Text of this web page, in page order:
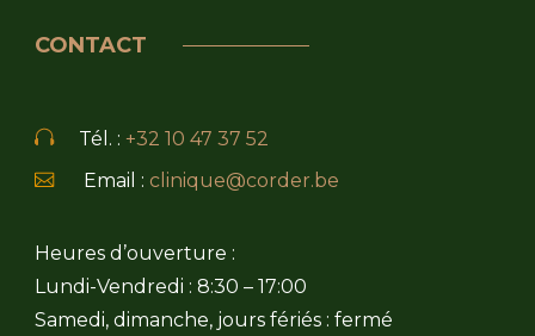
CONTACT
Tél. : +32 10 47 37 52
Email : clinique@corder.be
Heures d’ouverture :
Lundi-Vendredi : 8:30 – 17:00
Samedi, dimanche, jours fériés : fermé